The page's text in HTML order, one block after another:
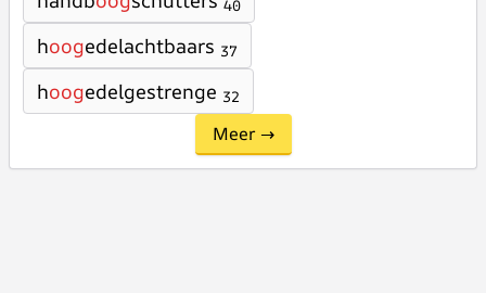
40
hoogedelachtbaars 37
hoogedelgestrenge 32
Meer →